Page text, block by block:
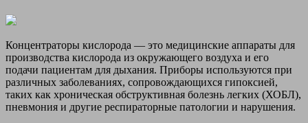
Концентраторы кислорода — это медицинские аппараты для
производства кислорода из окружающего воздуха и его
подачи пациентам для дыхания. Приборы используются при
различных заболеваниях, сопровождающихся гипоксией,
таких как хроническая обструктивная болезнь легких (ХОБЛ),
пневмония и другие респираторные патологии и нарушения.